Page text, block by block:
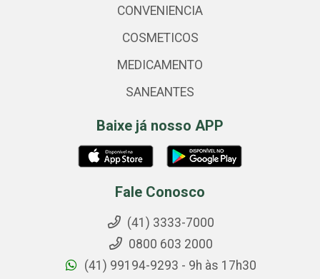
CONVENIENCIA
COSMETICOS
MEDICAMENTO
SANEANTES
Baixe já nosso APP
Fale Conosco
(41) 3333-7000
0800 603 2000
(41) 99194-9293 - 9h às 17h30